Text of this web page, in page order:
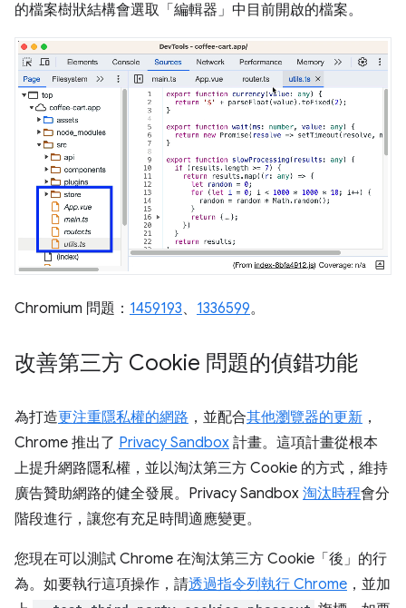
的檔案樹狀結構會選取「編輯器」 中目前開啟的檔案。
Chromium 問題： 1459193、 1336599。
改善第三方 Cookie 問題的偵錯功能
為打造更注重隱私權的網路 ，並配合其他瀏覽器的更新 ，
Chrome 推出了 Privacy Sandbox 計畫。這項計畫從根本
上提升網路隱私權，並以淘汰第三方 Cookie 的方式，維持
廣告贊助網路的健全發展。Privacy Sandbox 淘汰時程會分
階段進行，讓您有充足時間適應變更。
您現在可以測試 Chrome 在淘汰第三方 Cookie「後」 的行
為。如要執行這項操作，請透過指令列執行 Chrome ，並加